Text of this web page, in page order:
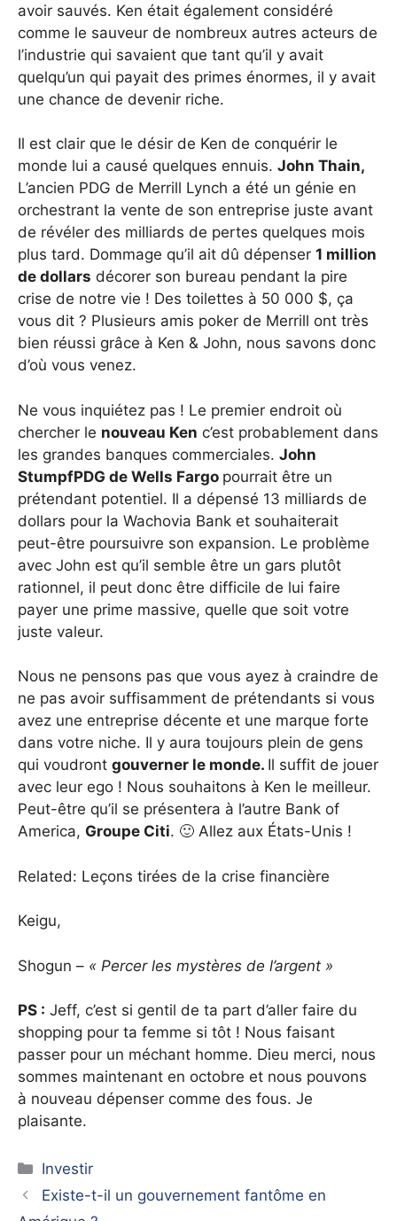
avoir sauvés. Ken était également considéré
comme le sauveur de nombreux autres acteurs de
l’industrie qui savaient que tant qu’il y avait
quelqu’un qui payait des primes énormes, il y avait
une chance de devenir riche.
Il est clair que le désir de Ken de conquérir le
monde lui a causé quelques ennuis. John Thain,
L’ancien PDG de Merrill Lynch a été un génie en
orchestrant la vente de son entreprise juste avant
de révéler des milliards de pertes quelques mois
plus tard. Dommage qu’il ait dû dépenser 1 million
de dollars décorer son bureau pendant la pire
crise de notre vie ! Des toilettes à 50 000 $, ça
vous dit ? Plusieurs amis poker de Merrill ont très
bien réussi grâce à Ken & John, nous savons donc
d’où vous venez.
Ne vous inquiétez pas ! Le premier endroit où
chercher le nouveau Ken c’est probablement dans
les grandes banques commerciales. John
StumpfPDG de Wells Fargo pourrait être un
prétendant potentiel. Il a dépensé 13 milliards de
dollars pour la Wachovia Bank et souhaiterait
peut-être poursuivre son expansion. Le problème
avec John est qu’il semble être un gars plutôt
rationnel, il peut donc être difficile de lui faire
payer une prime massive, quelle que soit votre
juste valeur.
Nous ne pensons pas que vous ayez à craindre de
ne pas avoir suffisamment de prétendants si vous
avez une entreprise décente et une marque forte
dans votre niche. Il y aura toujours plein de gens
qui voudront gouverner le monde. Il suffit de jouer
avec leur ego ! Nous souhaitons à Ken le meilleur.
Peut-être qu’il se présentera à l’autre Bank of
America, Groupe Citi. 🙂 Allez aux États-Unis !
Related: Leçons tirées de la crise financière
Keigu,
Shogun – « Percer les mystères de l’argent »
PS : Jeff, c’est si gentil de ta part d’aller faire du
shopping pour ta femme si tôt ! Nous faisant
passer pour un méchant homme. Dieu merci, nous
sommes maintenant en octobre et nous pouvons
à nouveau dépenser comme des fous. Je
plaisante.
Catégories
Investir
Existe-t-il un gouvernement fantôme en